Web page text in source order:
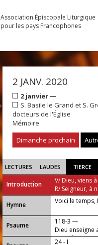
Association Épiscopale Liturgique
pour les pays Francophones
2 JANV. 2020
2 janvier —
S. Basile le Grand et S.
docteurs de l'Église
Mémoire
Dimanche prochain
LECTURES LAUDES TIERCE
Introduction
V/ Dieu, viens
R/ Seigneur, à
...
Hymne Voici le temps,
Psaume
118-3 —
Dieu enseigne
son alliance.
24 - I